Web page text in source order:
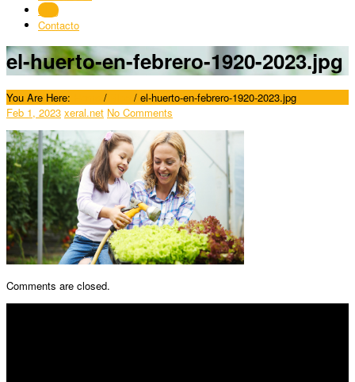
Blog
Contacto
el-huerto-en-febrero-1920-2023.jpg
You Are Here: / / el-huerto-en-febrero-1920-2023.jpg
Feb 1, 2023 xeral.net No Comments
Comments are closed.